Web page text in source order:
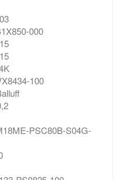
000
100
PSC80B-S04G-